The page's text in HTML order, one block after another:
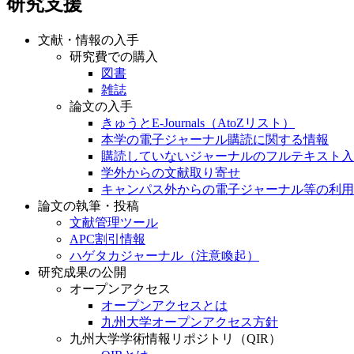
研究支援
文献・情報の入手
研究費での購入
図書
雑誌
論文の入手
きゅうとE-Journals（AtoZリスト）
本学の電子ジャーナル購読に関する情報
購読していないジャーナルのフルテキスト
学外からの文献取り寄せ
キャンパス外からの電子ジャーナル等の利用
論文の執筆・投稿
文献管理ツール
APC割引情報
ハゲタカジャーナル（注意喚起）
研究成果の公開
オープンアクセス
オープンアクセスとは
九州大学オープンアクセス方針
九州大学学術情報リポジトリ（QIR）